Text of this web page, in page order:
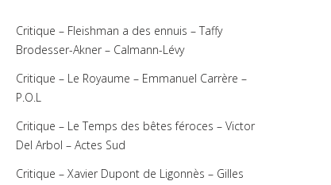
Critique – Fleishman a des ennuis – Taffy
Brodesser-Akner – Calmann-Lévy
Critique – Le Royaume – Emmanuel Carrère –
P.O.L
Critique – Le Temps des bêtes féroces – Victor
Del Arbol – Actes Sud
Critique – Xavier Dupont de Ligonnès – Gilles